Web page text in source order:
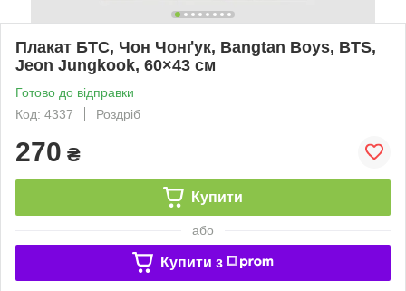
Плакат БТС, Чон Чонґук, Bangtan Boys, BTS,
Jeon Jungkook, 60×43 см
Готово до відправки
Код: 4337
Роздріб
270 ₴
Купити
або
Купити з